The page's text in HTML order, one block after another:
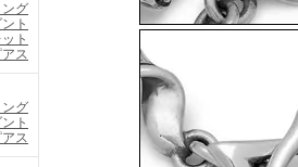
ング
ト
ト
アス
ング
ト
アス